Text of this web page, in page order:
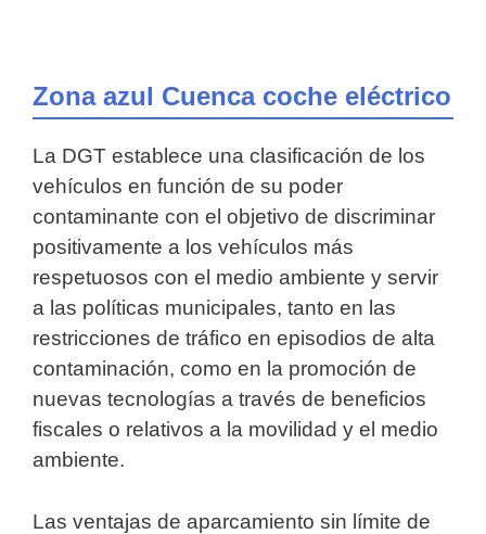
Zona azul Cuenca coche eléctrico
La DGT establece una clasificación de los
vehículos en función de su poder
contaminante con el objetivo de discriminar
positivamente a los vehículos más
respetuosos con el medio ambiente y servir
a las políticas municipales, tanto en las
restricciones de tráfico en episodios de alta
contaminación, como en la promoción de
nuevas tecnologías a través de beneficios
fiscales o relativos a la movilidad y el medio
ambiente.
Las ventajas de aparcamiento sin límite de